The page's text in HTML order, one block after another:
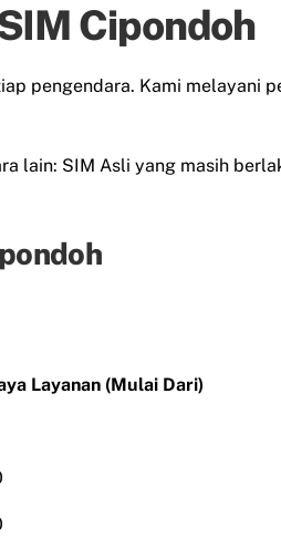
Cipondoh
pengendara. Kami melayani
lain: SIM Asli yang masih
Layanan (Mulai Dari)